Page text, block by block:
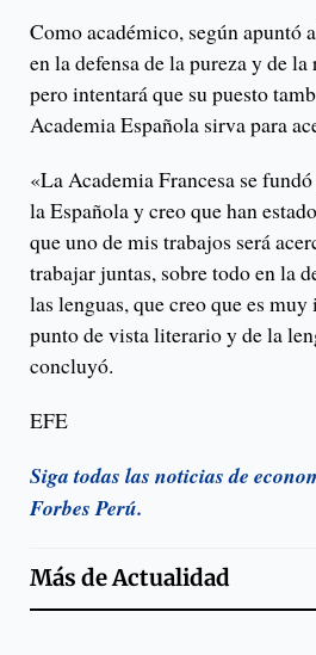
Como académico, según apuntó
en la defensa de la pureza y de
pero intentará que su puesto
Academia Española sirva para
«La Academia Francesa se
la Española y creo que han
que uno de mis trabajos será
trabajar juntas, sobre todo en la
las lenguas, que creo que es
punto de vista literario y de la
concluyó.
EFE
Siga todas las noticias de
Forbes Perú.
Más deActualidad